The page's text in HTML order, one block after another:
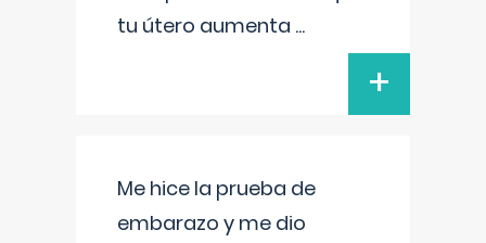
tu útero aumenta ...
+
Me hice la prueba de
embarazo y me dio